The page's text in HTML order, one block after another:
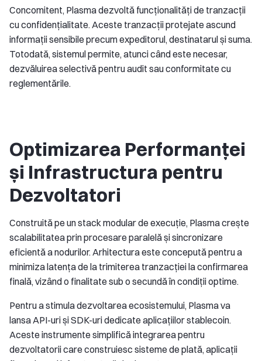
Concomitent, Plasma dezvoltă funcționalități de tranzacții
cu confidențialitate. Aceste tranzacții protejate ascund
informații sensibile precum expeditorul, destinatarul și suma.
Totodată, sistemul permite, atunci când este necesar,
dezvăluirea selectivă pentru audit sau conformitate cu
reglementările.
Optimizarea Performanței
și Infrastructura pentru
Dezvoltatori
Construită pe un stack modular de execuție, Plasma crește
scalabilitatea prin procesare paralelă și sincronizare
eficientă a nodurilor. Arhitectura este concepută pentru a
minimiza latența de la trimiterea tranzacției la confirmarea
finală, vizând o finalitate sub o secundă în condiții optime.
Pentru a stimula dezvoltarea ecosistemului, Plasma va
lansa API-uri și SDK-uri dedicate aplicațiilor stablecoin.
Aceste instrumente simplifică integrarea pentru
dezvoltatorii care construiesc sisteme de plată, aplicații